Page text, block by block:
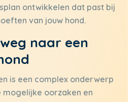
ontwikkelen dat past bij
van jouw hond.
naar een
is een complex onderwerp
oorzaken en